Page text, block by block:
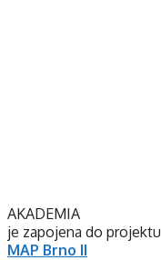
AKADEMIA
je zapojena do projektu
MAP Brno II